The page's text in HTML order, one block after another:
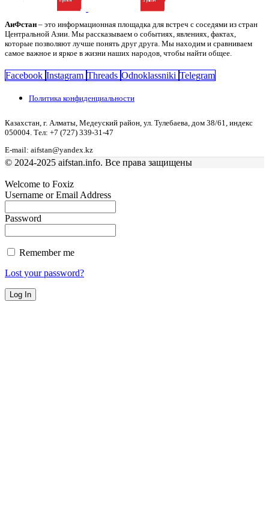
АиФстан – это информационная площадка для встреч с соседями из стран
Центральной Азии. Мы рассказываем о событиях, явлениях, фактах,
которые позволяют лучше понять друг друга. Мы находим и сравниваем
самое важное и яркое в жизни наших народов, чтобы найти общее.
Facebook Instagram Threads Odnoklassniki Telegram
Политика конфиденциальности
Казахстан, г. Алматы, Медеуский район, ул. Тулебаева, дом 38/61, индекс
050004. Тел: +7 (727) 339-31-47
E-mail: aifstan@yandex.kz
© 2024-2025 aifstan.info. Все права защищены
Welcome to Foxiz
Username or Email Address
Password
Remember me
Lost your password?